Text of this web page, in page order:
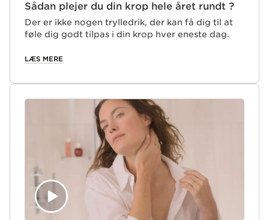
Sådan plejer du din krop hele året rundt ?
Der er ikke nogen trylledrik, der kan få dig til at
føle dig godt tilpas i din krop hver eneste dag.
LÆS MERE